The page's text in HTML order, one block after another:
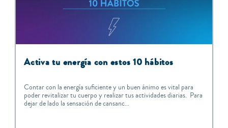
Activa tu energía con estos 10 hábitos
Contar con la energía suficiente y un buen ánimo es vital para
poder revitalizar tu cuerpo y realizar tus actividades diarias. Para
dejar de lado la sensación de cansanc...